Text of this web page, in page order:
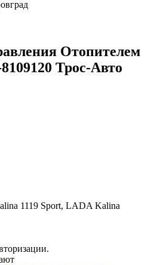
Отопителем
Трос-Авто
1119 Sport, LADA Kalina